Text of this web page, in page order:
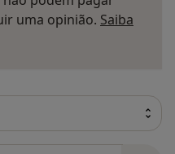
uma opinião. Saiba